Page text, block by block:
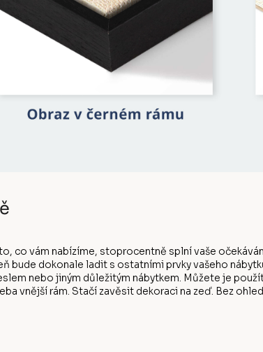
co vám nabízíme, stoprocentně splní vaše
dokonale ladit s ostatními prvky vašeho
nebo jiným důležitým nábytkem. Můžete je
vnější rám. Stačí zavěsit dekoraci na zeď. Bez